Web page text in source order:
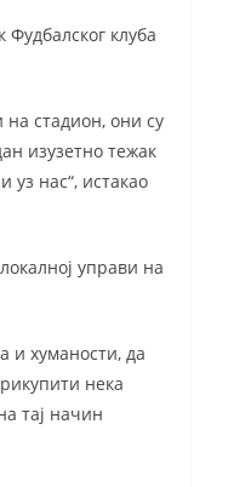
Фудбалског клуба
стадион, они су
изузетно тежак
нас“, истакао
управи на
и хуманости, да
нека
тај начин